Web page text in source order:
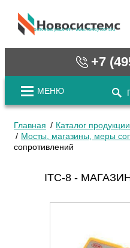
cистемные решения / www.novosystems.ru
+7
МЕНЮ
Главная Каталог продукции
Мосты, магазины, меры
сопротивлений
ITC-8 -